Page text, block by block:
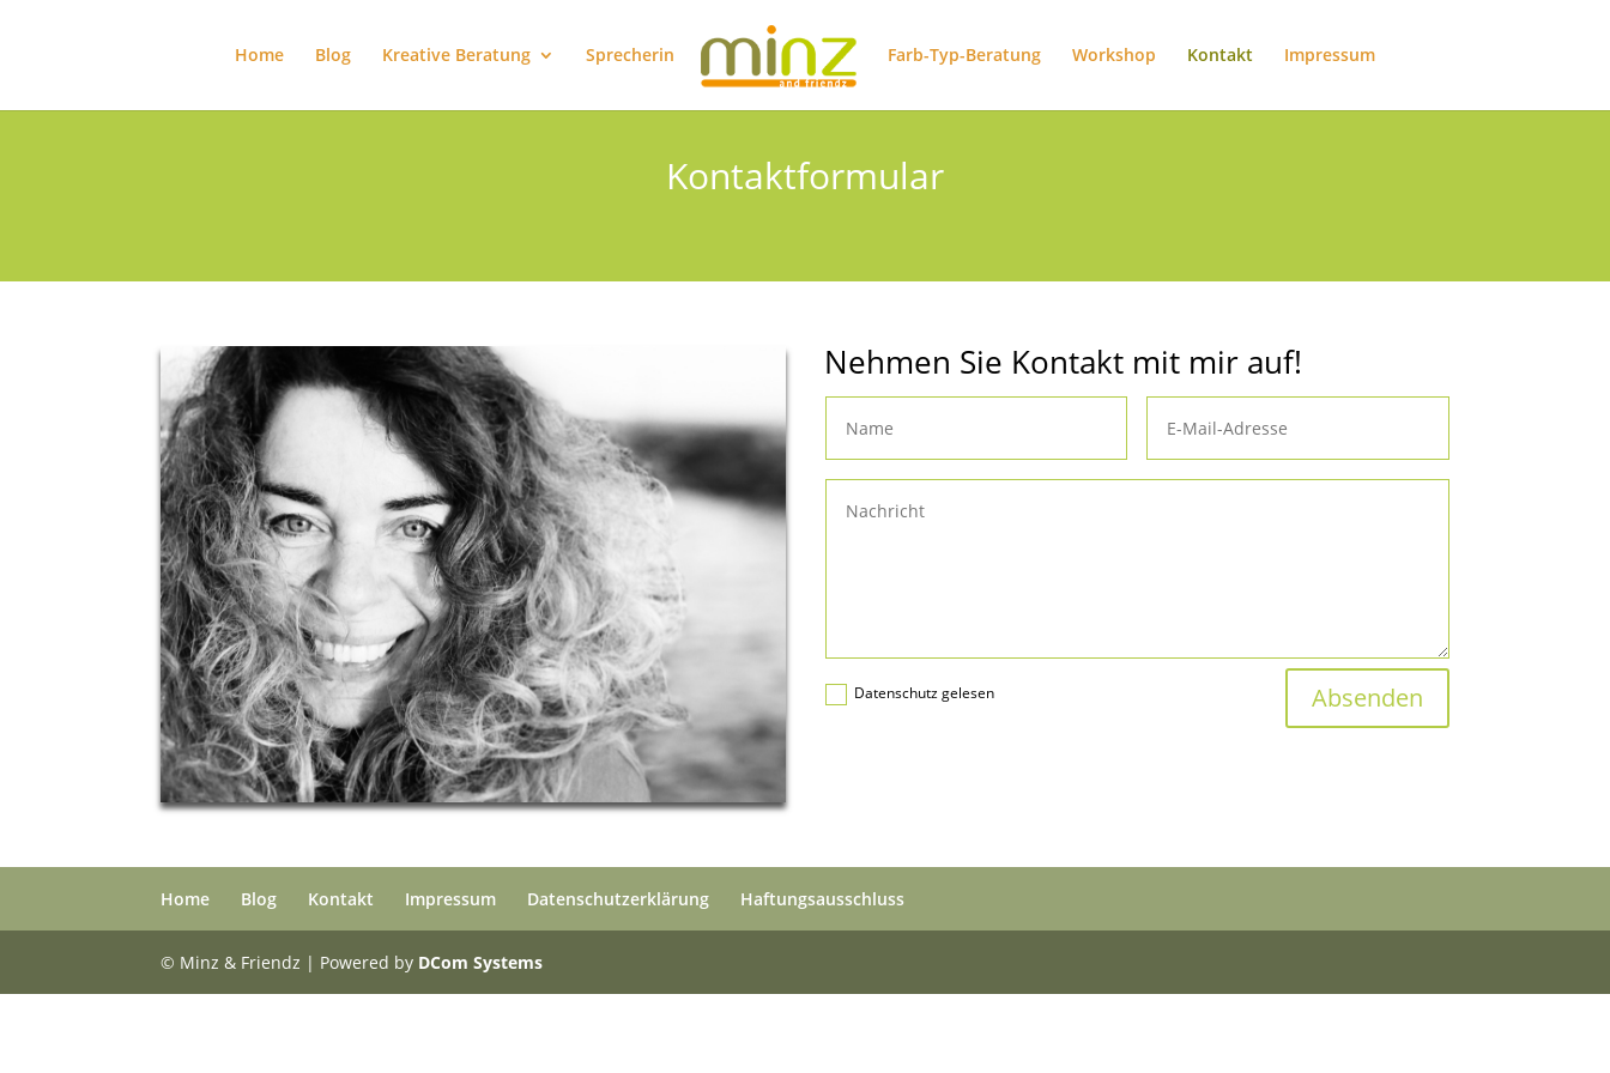
Home Blog Kreative Beratung Sprecherin Farb-Typ-Beratung Workshop Kontakt Impressum
Kontaktformular
Nehmen Sie Kontakt mit mir auf!
Datenschutz gelesen Absenden
Home Blog Kontakt Impressum Datenschutzerklärung Haftungsausschluss
© Minz & Friendz | Powered by DCom Systems